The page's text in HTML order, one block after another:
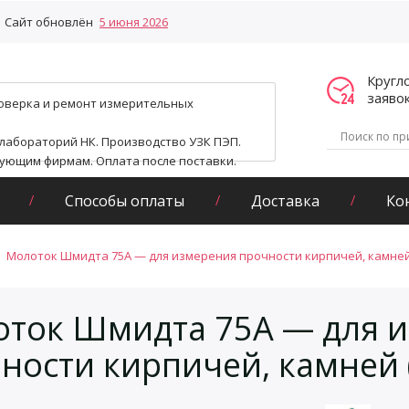
Сайт обновлён 5 июня 2026
и ремонт измерительных
НК. Производство УЗК ПЭП.
фирмам. Оплата после поставки.
Способы оплаты Доставка
Молоток Шмидта 75А — для измерения прочности кирпичей,
Шмидта 75А — для
кирпичей, камней